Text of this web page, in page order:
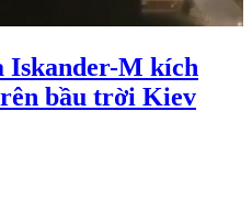
Iskander-M kích
bầu trời Kiev